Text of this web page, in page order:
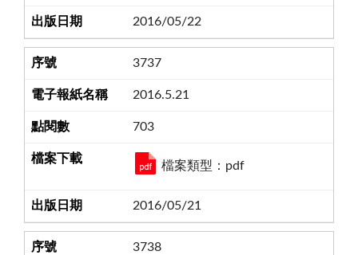
2016/05/22
3737
2016.5.21
703
檔案類型：pdf
2016/05/21
3738